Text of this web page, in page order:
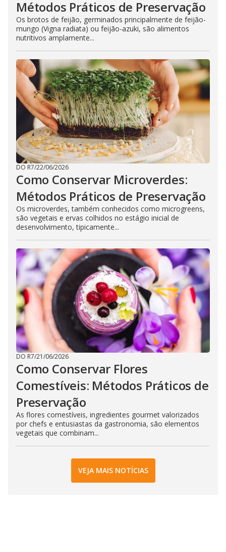
Métodos Práticos de Preservação
Os brotos de feijão, germinados principalmente de feijão-
mungo (Vigna radiata) ou feijão-azuki, são alimentos
nutritivos amplamente...
DO R7/22/06/2026
Como Conservar Microverdes:
Métodos Práticos de Preservação
Os microverdes, também conhecidos como microgreens,
são vegetais e ervas colhidos no estágio inicial de
desenvolvimento, tipicamente...
DO R7/21/06/2026
Como Conservar Flores
Comestíveis: Métodos Práticos de
Preservação
As flores comestíveis, ingredientes gourmet valorizados
por chefs e entusiastas da gastronomia, são elementos
vegetais que combinam...
VEJA MAIS NOTÍCIAS